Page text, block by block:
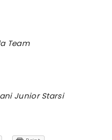
Team
Junior Starsi